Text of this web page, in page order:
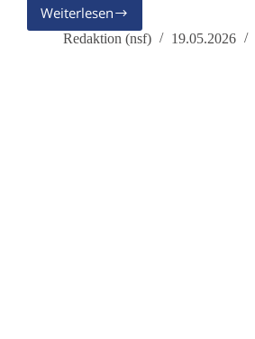
Weiterlesen
Wer
schweigt,
Redaktion (nsf) 19.05.2026